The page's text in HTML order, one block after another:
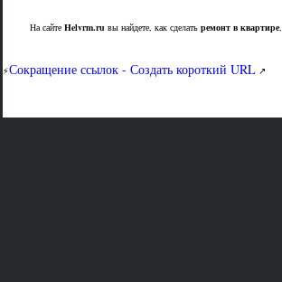
На сайте Helvrm.ru вы найдете, как сделать ремонт в квартире,
⚡Сокращение ссылок - Создать короткий URL↗